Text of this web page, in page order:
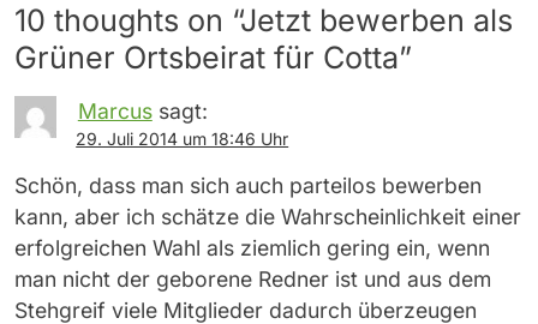
10 thoughts on “Jetzt bewerben als
Grüner Ortsbeirat für Cotta”
Marcus sagt:
29. Juli 2014 um 18:46 Uhr
Schön, dass man sich auch parteilos bewerben
kann, aber ich schätze die Wahrscheinlichkeit einer
erfolgreichen Wahl als ziemlich gering ein, wenn
man nicht der geborene Redner ist und aus dem
Stehgreif viele Mitglieder dadurch überzeugen